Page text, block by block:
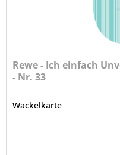
Rewe - Ich einfach
- Nr. 33
Wackelkarte